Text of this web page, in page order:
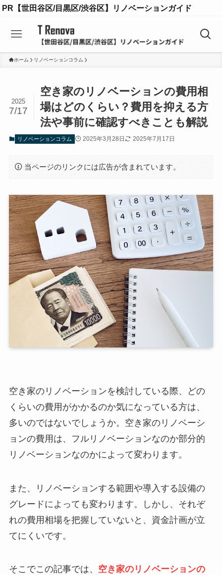
PR【世田谷区/目黒区/渋谷区】リノベーションガイド
ホーム リノベーションコラム
空き家のリノベーションの費用相
場はどのくらい？費用を抑える方
法や事前に確認すべきことも解説
2025
7/17
リノベーションコラム 2025年3月28日 2025年7月17日
当ページのリンクには広告が含まれています。
空き家のリノベーションを検討している際、どの
くらいの費用がかかるのか気になっている方は、
多いのではないでしょうか。空き家のリノベーシ
ョンの費用は、フルリノベーションなのか部分的
リノベーションなのかによって変わります。
また、リノベーションする範囲や導入する設備の
グレードによっても変わります。しかし、それぞ
れの費用相場を把握していないと、資金計画が立
てにくいです。
そこでこの記事では、 空き家のリノベーションの